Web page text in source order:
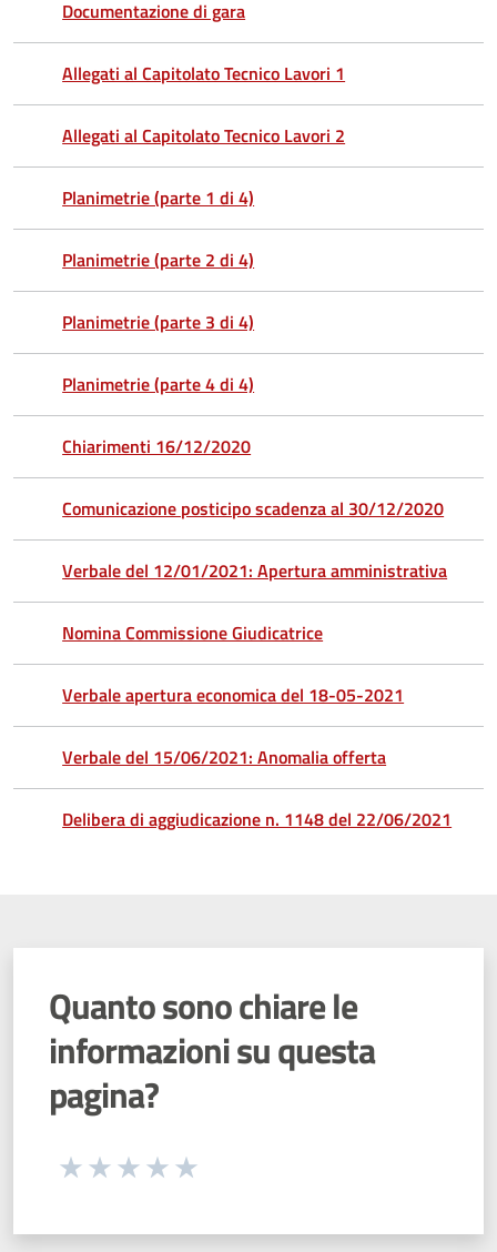
Documentazione di gara
Allegati al Capitolato Tecnico Lavori 1
Allegati al Capitolato Tecnico Lavori 2
Planimetrie (parte 1 di 4)
Planimetrie (parte 2 di 4)
Planimetrie (parte 3 di 4)
Planimetrie (parte 4 di 4)
Chiarimenti 16/12/2020
Comunicazione posticipo scadenza al 30/12/2020
Verbale del 12/01/2021: Apertura amministrativa
Nomina Commissione Giudicatrice
Verbale apertura economica del 18-05-2021
Verbale del 15/06/2021: Anomalia offerta
Delibera di aggiudicazione n. 1148 del 22/06/2021
Quanto sono chiare le
informazioni su questa
pagina?
Seleziona una valutazione da 1 a 5 stelle